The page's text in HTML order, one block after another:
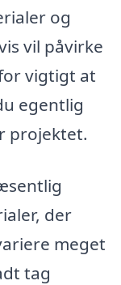
og
vil påvirke
vigtigt at
egentlig
projektet.
der
meget
tag